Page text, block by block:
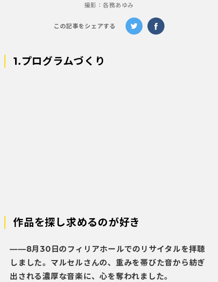
撮影：各務あゆみ
この記事をシェアする
1.プログラムづくり
作品を探し求めるのが好き
――8月30日のフィリアホールでのリサイタルを拝聴
しました。マルセルさんの、重みを帯びた音から紡ぎ
出される濃厚な音楽に、心を奪われました。